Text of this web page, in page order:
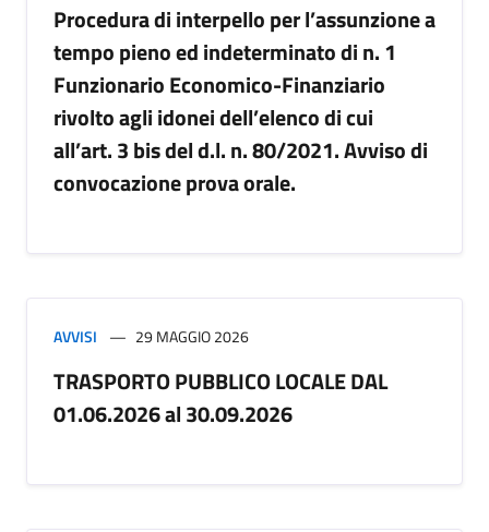
Procedura di interpello per l’assunzione a
tempo pieno ed indeterminato di n. 1
Funzionario Economico-Finanziario
rivolto agli idonei dell’elenco di cui
all’art. 3 bis del d.l. n. 80/2021. Avviso di
convocazione prova orale.
AVVISI 29 MAGGIO 2026
TRASPORTO PUBBLICO LOCALE DAL
01.06.2026 al 30.09.2026